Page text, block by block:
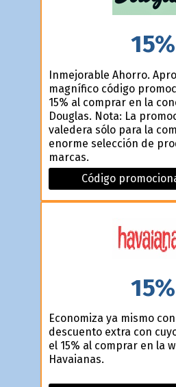
15%
Inmejorable Ahorro.
magnífico código
15% al comprar en la
Douglas. Nota: La
valedera sólo para la
enorme selección de
marcas.
Código
15%
Economiza ya mismo
descuento extra con
el 15% al comprar en la
Havaianas.